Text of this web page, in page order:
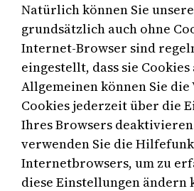
Natürlich können Sie
grundsätzlich auch ohne
Internet-Browser sind
eingestellt, dass sie
Allgemeinen können Sie
Cookies jederzeit über die
Ihres Browsers
verwenden Sie die
Internetbrowsers, um zu
diese Einstellungen ändern